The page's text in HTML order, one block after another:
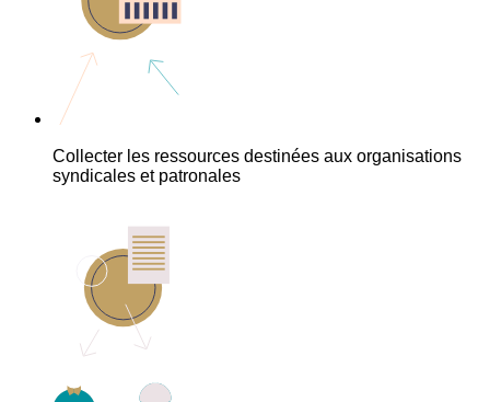
Collecter les ressources destinées aux organisations
syndicales et patronales